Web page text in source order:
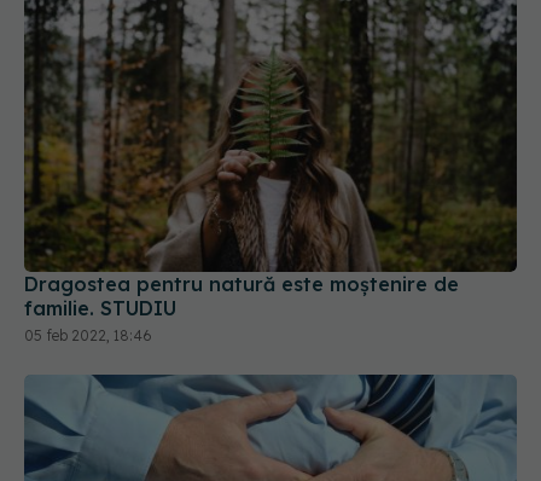
Dragostea pentru natură este moștenire de
familie. STUDIU
05 feb 2022, 18:46